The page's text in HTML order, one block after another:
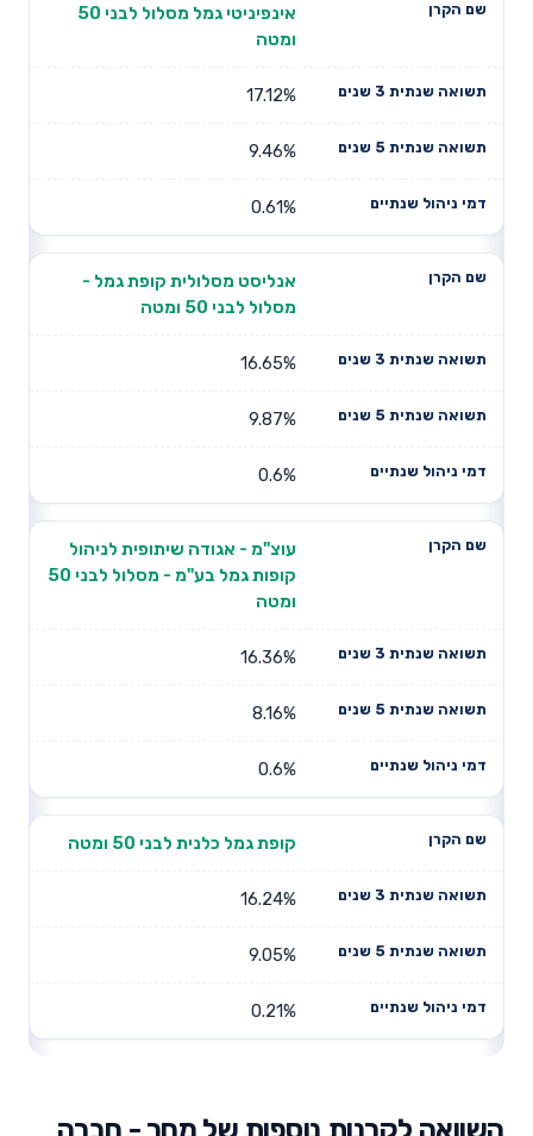
אינפיניטי גמל מסלול לבני 50
ומטה
17.12%
9.46%
0.61%
אנליסט מסלולית קופת גמל -
מסלול לבני 50 ומטה
16.65%
9.87%
0.6%
עוצ"מ - אגודה שיתופית לניהול
קופות גמל בע"מ - מסלול לבני 50
ומטה
16.36%
8.16%
0.6%
קופת גמל כלנית לבני 50 ומטה
16.24%
9.05%
0.21%